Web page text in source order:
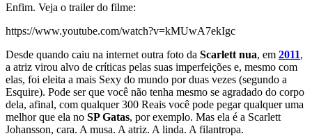
Enfim. Veja o trailer do filme:
https://www.youtube.com/watch?v=kMUwA7ekIgc
Desde quando caiu na internet outra foto da Scarlett nua, em 2011,
a atriz virou alvo de críticas pelas suas imperfeições e, mesmo com
elas, foi eleita a mais Sexy do mundo por duas vezes (segundo a
Esquire). Pode ser que você não tenha mesmo se agradado do corpo
dela, afinal, com qualquer 300 Reais você pode pegar qualquer uma
melhor que ela no SP Gatas, por exemplo. Mas ela é a Scarlett
Johansson, cara. A musa. A atriz. A linda. A filantropa.